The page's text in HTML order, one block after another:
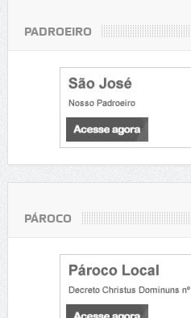
PADROEIRO
PÁROCO